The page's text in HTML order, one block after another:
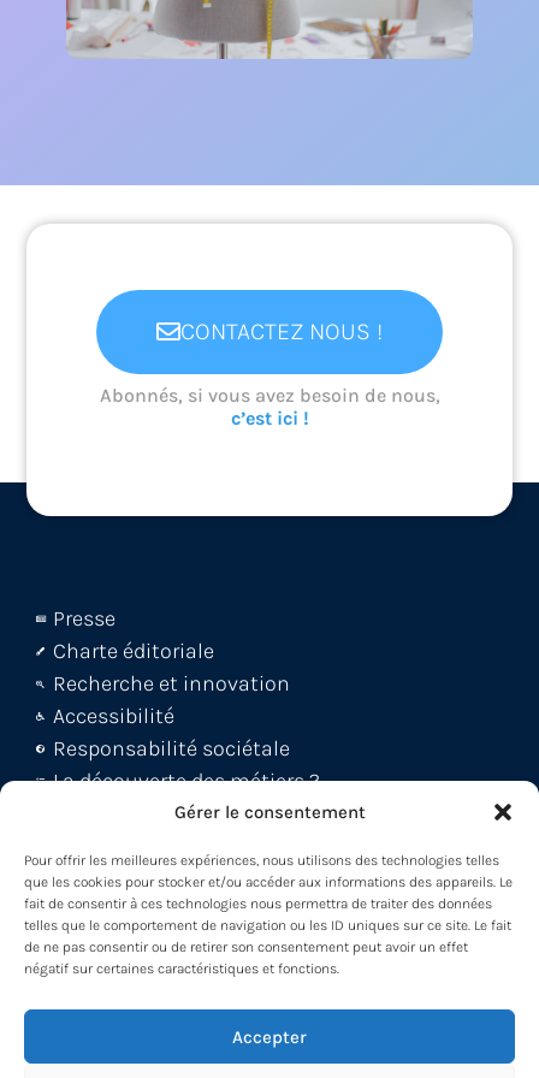
Gérer le consentement
Pour offrir les meilleures expériences, nous utilisons des technologies telles
que les cookies pour stocker et/ou accéder aux informations des appareils. Le
fait de consentir à ces technologies nous permettra de traiter des données
telles que le comportement de navigation ou les ID uniques sur ce site. Le fait
de ne pas consentir ou de retirer son consentement peut avoir un effet
négatif sur certaines caractéristiques et fonctions.
Accepter
Ce module peut faire référence aux notions
CONTACTEZ NOUS !
Abonnés, si vous avez besoin de nous,
c’est ici !
Presse
Charte éditoriale
Recherche et innovation
Accessibilité
Responsabilité sociétale
La découverte des métiers ?
Le blog Métiers 360 !
Découvrez la WebApp
Découvrez le Back office
Découvrez le Loader -MDM
Participez à nos formations !